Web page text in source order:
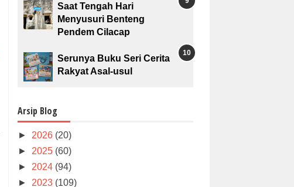
Saat Tengah Hari
Menyusuri Benteng
Pendem Cilacap
Serunya Buku Seri Cerita
Rakyat Asal-usul
Arsip Blog
► 2026 (20)
► 2025 (60)
► 2024 (94)
► 2023 (109)